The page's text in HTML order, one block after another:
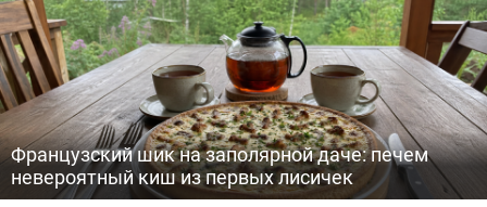
Французский шик на заполярной даче: печем
невероятный киш из первых лисичек